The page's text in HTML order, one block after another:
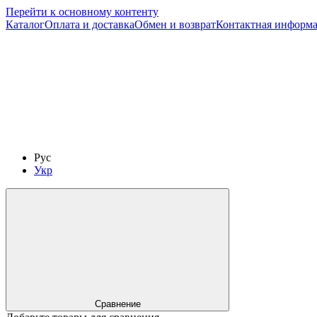
Перейти к основному контенту
КаталогОплата и доставкаОбмен и возвратКонтактная
Рус
Укр
Сравнение